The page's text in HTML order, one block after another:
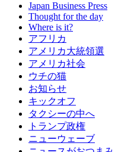
Japan Business Press
Thought for the day
Where is it?
アフリカ
アメリカ大統領選
アメリカ社会
ウチの猫
お知らせ
キックオフ
タクシーの中へ
トランプ政権
ニューウェーブ